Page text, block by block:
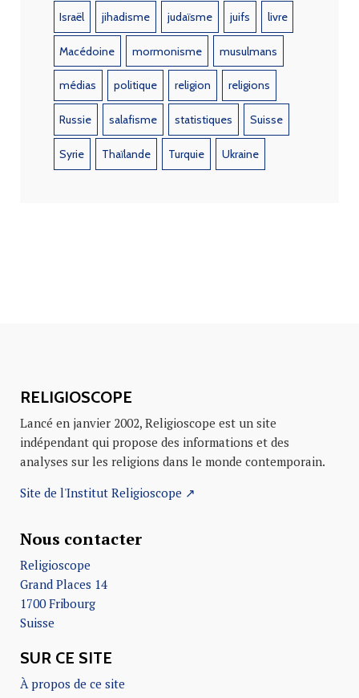
Israël jihadisme judaïsme juifs livre
Macédoine mormonisme musulmans
médias politique religion religions
Russie salafisme statistiques Suisse
Syrie Thaïlande Turquie Ukraine
RELIGIOSCOPE
Lancé en janvier 2002, Religioscope est un site
indépendant qui propose des informations et des
analyses sur les religions dans le monde contemporain.
Site de l'Institut Religioscope ↗
Nous contacter
Religioscope
Grand Places 14
1700 Fribourg
Suisse
SUR CE SITE
À propos de ce site